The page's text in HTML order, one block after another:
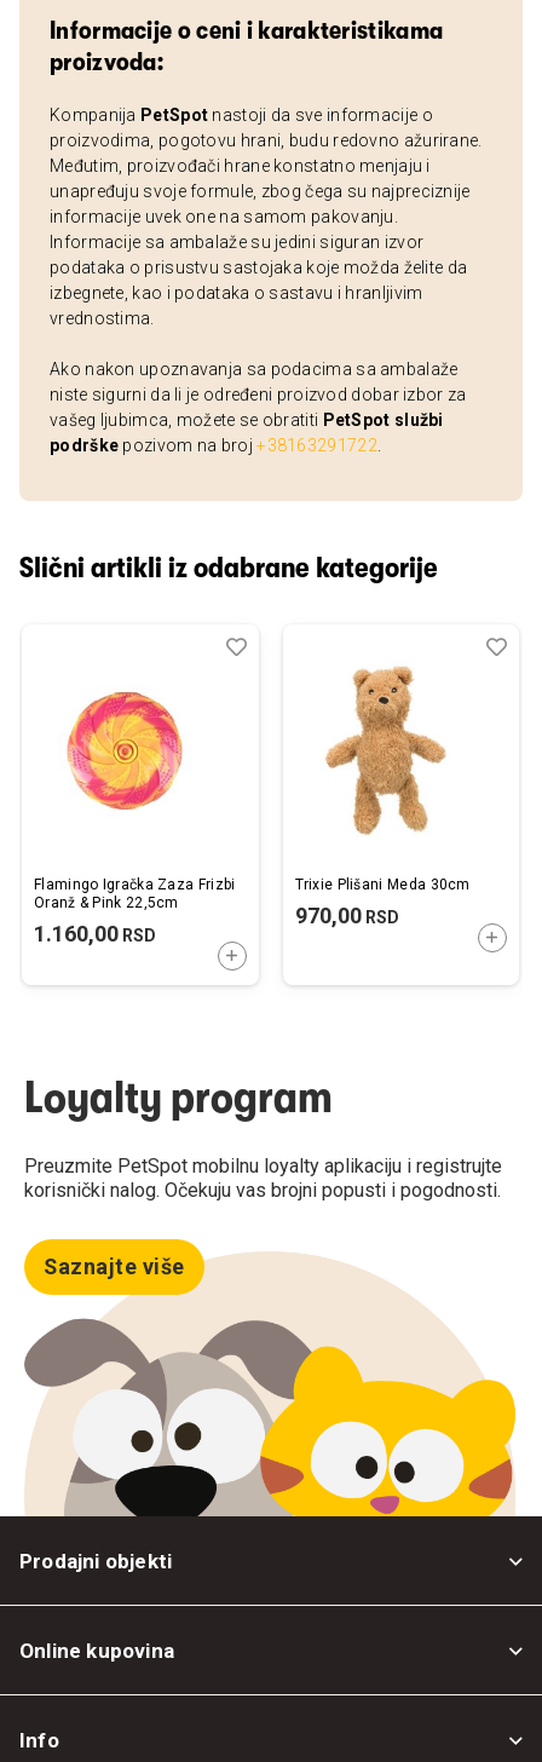
Informacije o ceni i karakteristikama
proizvoda:
Kompanija PetSpot nastoji da sve informacije o
proizvodima, pogotovu hrani, budu redovno ažurirane.
Međutim, proizvođači hrane konstatno menjaju i
unapređuju svoje formule, zbog čega su najpreciznije
informacije uvek one na samom pakovanju.
Informacije sa ambalaže su jedini siguran izvor
podataka o prisustvu sastojaka koje možda želite da
izbegnete, kao i podataka o sastavu i hranljivim
vrednostima.
Ako nakon upoznavanja sa podacima sa ambalaže
niste sigurni da li je određeni proizvod dobar izbor za
vašeg ljubimca, možete se obratiti PetSpot službi
podrške pozivom na broj+38163291722
Slični artikli iz odabrane kategorije
Flamingo Igračka Zaza Frizbi
Oranž & Pink 22,5cm
1.160,00 RSD
DODAJTE U KORPU
Dodaj
Uporedi
Trixie Plišani Meda 30cm
970,00RSD
Loyalty program
Preuzmite PetSpot mobilnu loyalty aplikaciju i registrujte
korisnički nalog. Očekuju vas brojni popusti i pogodnosti.
Saznajte više
Prodajni objekti
Online kupovina
Info